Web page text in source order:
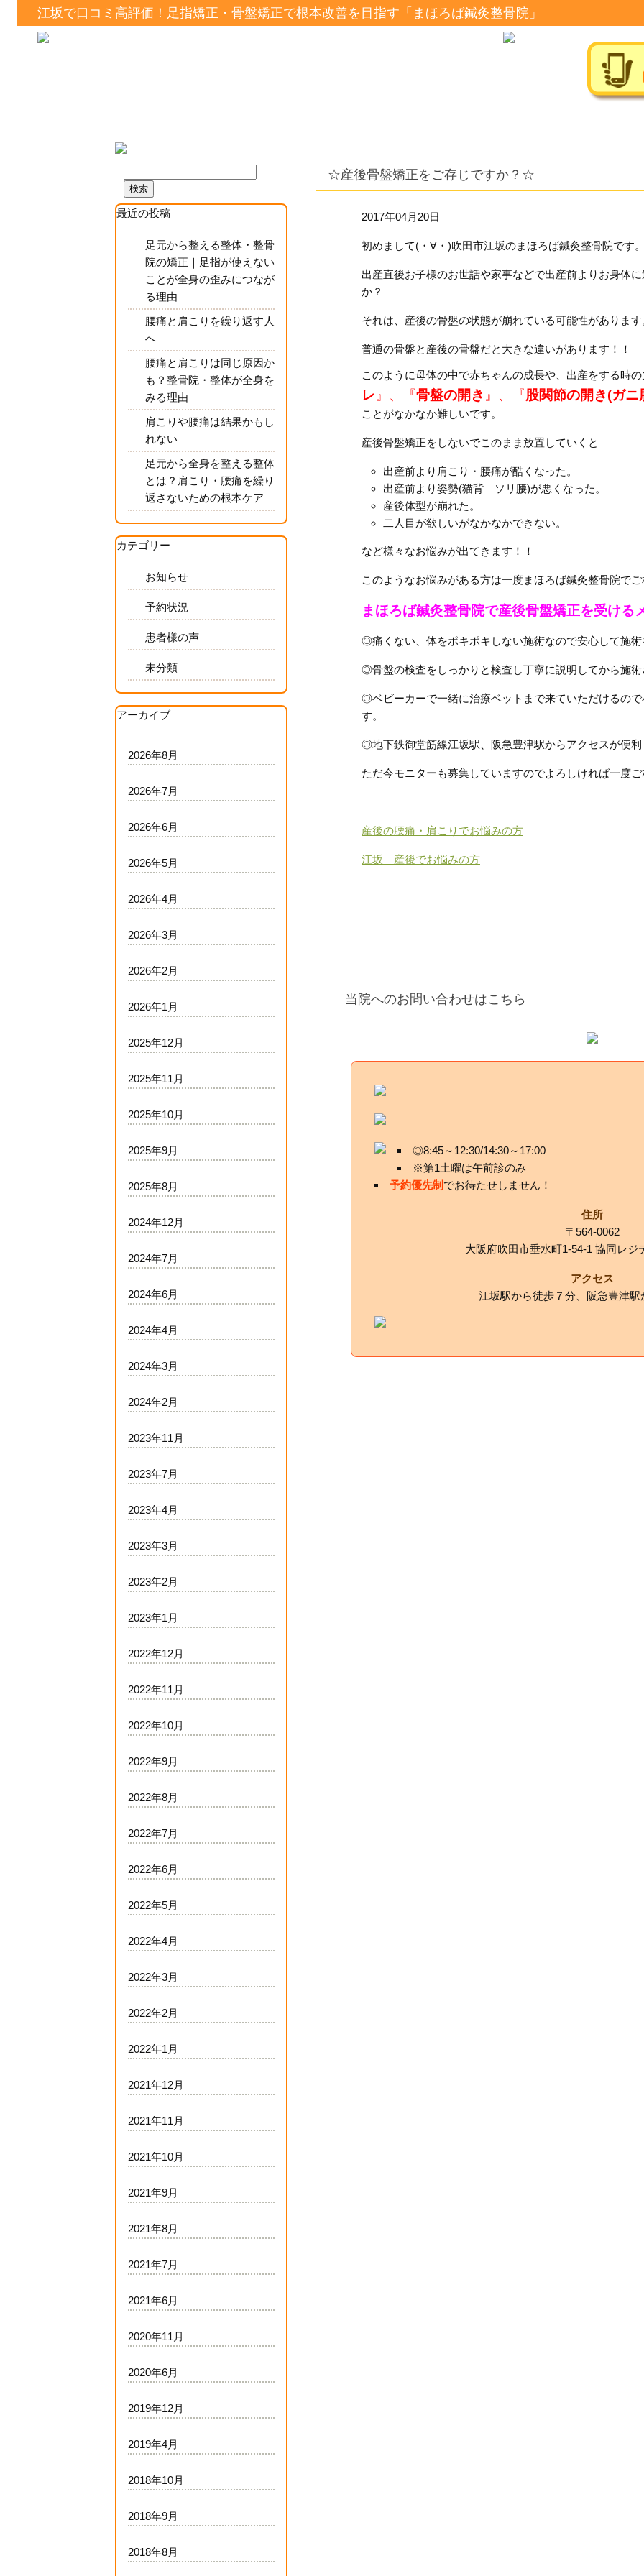
江坂で口コミ高評価！足指矯正・骨盤矯正で根本改善を目指す「まほろば鍼灸整骨院」
☆産後骨盤矯正をご存じですか？☆
2017年04月20日
初めまして(・∀・)吹田市江坂のまほろば鍼灸整骨院です。
出産直後お子様のお世話や家事などで出産前よりお身体
か？
それは、産後の骨盤の状態が崩れている可能性があります
普通の骨盤と産後の骨盤だと大きな違いがあります！！
このように母体の中で赤ちゃんの成長や、出産をする時
レ 』、『骨盤の開き 』、『股関節の開き(ガニ
ことがなかなか難しいです。
産後骨盤矯正をしないでこのまま放置していくと
出産前より肩こり・腰痛が酷くなった。
出産前より姿勢(猫背 ソリ腰)が悪くなった。
産後体型が崩れた。
二人目が欲しいがなかなかできない。
など様々なお悩みが出てきます！！
このようなお悩みがある方は一度まほろば鍼灸整骨院で
まほろば鍼灸整骨院で産後骨盤矯正を受ける
◎痛くない、体をポキポキしない施術なので安心して施術
◎骨盤の検査をしっかりと検査し丁寧に説明してから施術
◎ベビーカーで一緒に治療ベットまで来ていただけるの
す。
◎地下鉄御堂筋線江坂駅、阪急豊津駅からアクセスが便利
ただ今モニターも募集していますのでよろしければ一度ご
産後の腰痛・肩こりでお悩みの方
江坂 産後でお悩みの方
当院へのお問い合わせはこちら
◎8:45～12:30/14:30～17:00
※第1土曜は午前診のみ
予約優先制 でお待たせしません！
住所
〒564-0062
大阪府吹田市垂水町1-54-1 協同レジ
アクセス
江坂駅から徒歩７分、阪急豊津駅
最近の投稿
足元から整える整体・整骨
院の矯正｜足指が使えない
ことが全身の歪みにつなが
る理由
腰痛と肩こりを繰り返す人
へ
腰痛と肩こりは同じ原因か
も？整骨院・整体が全身を
みる理由
肩こりや腰痛は結果かもし
れない
足元から全身を整える整体
とは？肩こり・腰痛を繰り
返さないための根本ケア
カテゴリー
お知らせ
予約状況
患者様の声
未分類
アーカイブ
2026年8月
2026年7月
2026年6月
2026年5月
2026年4月
2026年3月
2026年2月
2026年1月
2025年12月
2025年11月
2025年10月
2025年9月
2025年8月
2024年12月
2024年7月
2024年6月
2024年4月
2024年3月
2024年2月
2023年11月
2023年7月
2023年4月
2023年3月
2023年2月
2023年1月
2022年12月
2022年11月
2022年10月
2022年9月
2022年8月
2022年7月
2022年6月
2022年5月
2022年4月
2022年3月
2022年2月
2022年1月
2021年12月
2021年11月
2021年10月
2021年9月
2021年8月
2021年7月
2021年6月
2020年11月
2020年6月
2019年12月
2019年4月
2018年10月
2018年9月
2018年8月